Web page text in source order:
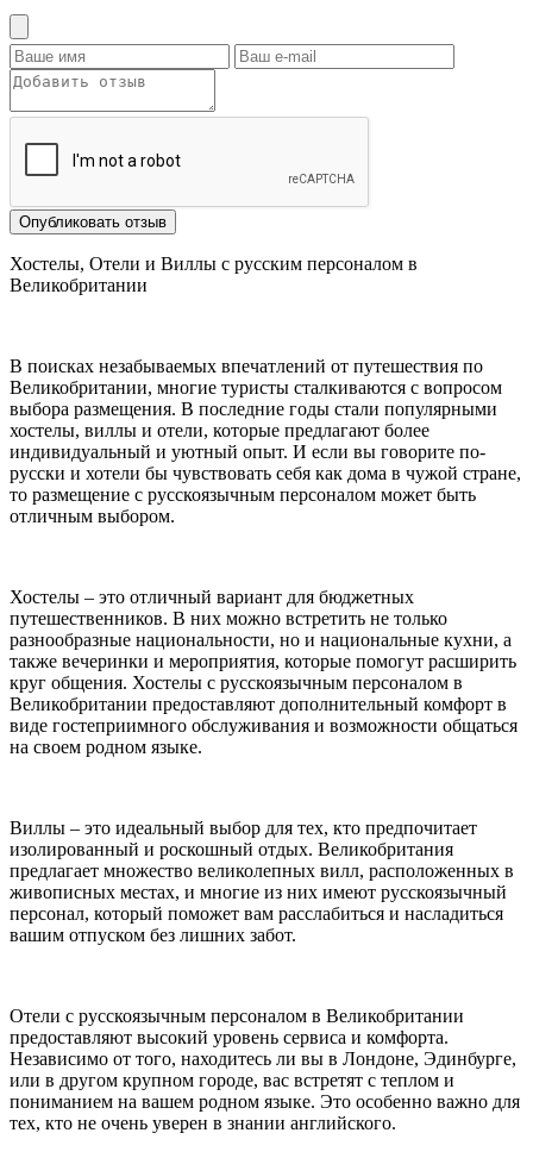
Опубликовать отзыв
Хостелы, Отели и Виллы с русским персоналом в
Великобритании
В поисках незабываемых впечатлений от путешествия по
Великобритании, многие туристы сталкиваются с вопросом
выбора размещения. В последние годы стали популярными
хостелы, виллы и отели, которые предлагают более
индивидуальный и уютный опыт. И если вы говорите по-
русски и хотели бы чувствовать себя как дома в чужой стране,
то размещение с русскоязычным персоналом может быть
отличным выбором.
Хостелы – это отличный вариант для бюджетных
путешественников. В них можно встретить не только
разнообразные национальности, но и национальные кухни, а
также вечеринки и мероприятия, которые помогут расширить
круг общения. Хостелы с русскоязычным персоналом в
Великобритании предоставляют дополнительный комфорт в
виде гостеприимного обслуживания и возможности общаться
на своем родном языке.
Виллы – это идеальный выбор для тех, кто предпочитает
изолированный и роскошный отдых. Великобритания
предлагает множество великолепных вилл, расположенных в
живописных местах, и многие из них имеют русскоязычный
персонал, который поможет вам расслабиться и насладиться
вашим отпуском без лишних забот.
Отели с русскоязычным персоналом в Великобритании
предоставляют высокий уровень сервиса и комфорта.
Независимо от того, находитесь ли вы в Лондоне, Эдинбурге,
или в другом крупном городе, вас встретят с теплом и
пониманием на вашем родном языке. Это особенно важно для
тех, кто не очень уверен в знании английского.